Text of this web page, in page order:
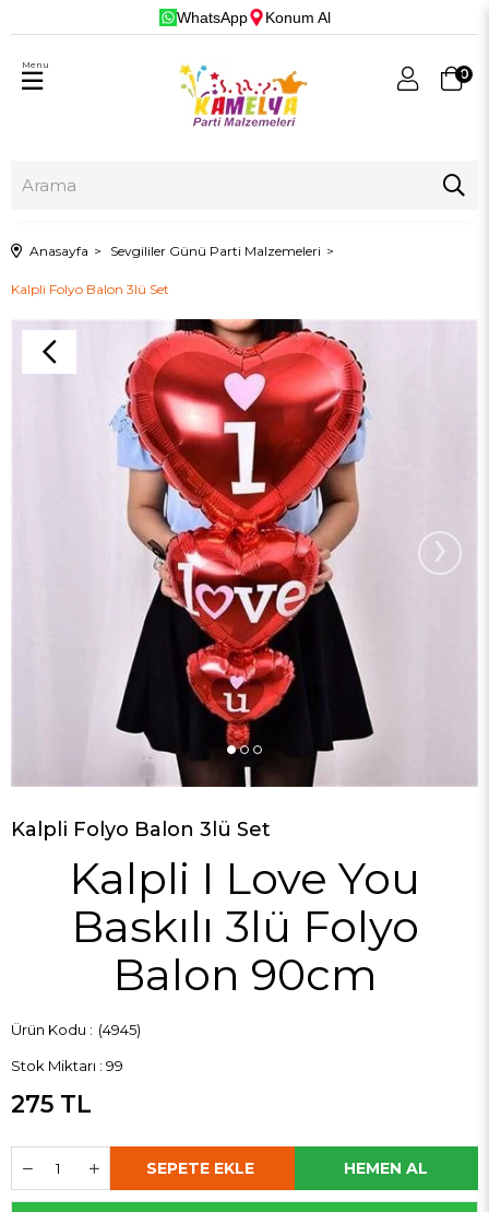
WhatsApp Konum Al
0
Menu
Anasayfa Sevgililer Günü Parti Malzemeleri
Kalpli Folyo Balon 3lü Set
›
Kalpli Folyo Balon 3lü Set
Kalpli I Love You
Baskılı 3lü Folyo
Balon 90cm
(4945)
Stok Miktarı : 99
275 TL